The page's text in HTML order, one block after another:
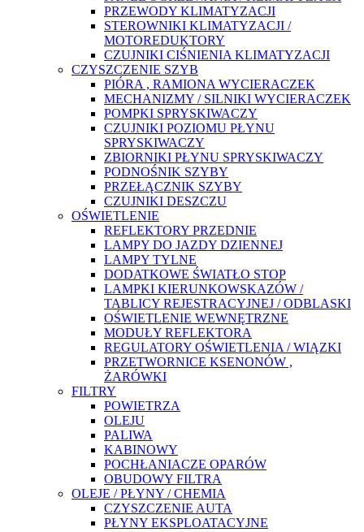
PRZEWODY KLIMATYZACJI
STEROWNIKI KLIMATYZACJI /
MOTOREDUKTORY
CZUJNIKI CIŚNIENIA KLIMATYZACJI
CZYSZCZENIE SZYB
PIÓRA , RAMIONA WYCIERACZEK
MECHANIZMY / SILNIKI WYCIERACZEK
POMPKI SPRYSKIWACZY
CZUJNIKI POZIOMU PŁYNU
SPRYSKIWACZY
ZBIORNIKI PŁYNU SPRYSKIWACZY
PODNOŚNIK SZYBY
PRZEŁĄCZNIK SZYBY
CZUJNIKI DESZCZU
OŚWIETLENIE
REFLEKTORY PRZEDNIE
LAMPY DO JAZDY DZIENNEJ
LAMPY TYLNE
DODATKOWE ŚWIATŁO STOP
LAMPKI KIERUNKOWSKAZÓW /
TABLICY REJESTRACYJNEJ / ODBLASKI
OŚWIETLENIE WEWNĘTRZNE
MODUŁY REFLEKTORA
REGULATORY OŚWIETLENIA / WIĄZKI
PRZETWORNICE KSENONÓW ,
ŻARÓWKI
FILTRY
POWIETRZA
OLEJU
PALIWA
KABINOWY
POCHŁANIACZE OPARÓW
OBUDOWY FILTRA
OLEJE / PŁYNY / CHEMIA
CZYSZCZENIE AUTA
PŁYNY EKSPLOATACYJNE